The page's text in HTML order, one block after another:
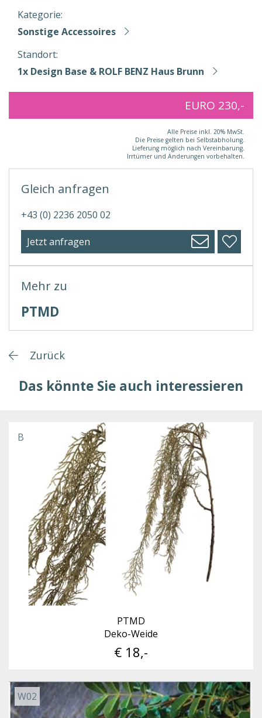
Kategorie:
Sonstige Accessoires
Standort:
1x Design Base & ROLF BENZ Haus Brunn
EURO 230,-
Alle Preise inkl. 20% MwSt.
Die Preise gelten bei Selbstabholung.
Lieferung möglich nach Vereinbarung.
Irrtümer und Änderungen vorbehalten.
Mehr zu
PTMD
Gleich anfragen
+43 (0) 2236 2050 02
Jetzt anfragen
Zurück
Das könnte Sie auch interessieren
B
PTMD
Deko-Weide
€ 18,-
W02